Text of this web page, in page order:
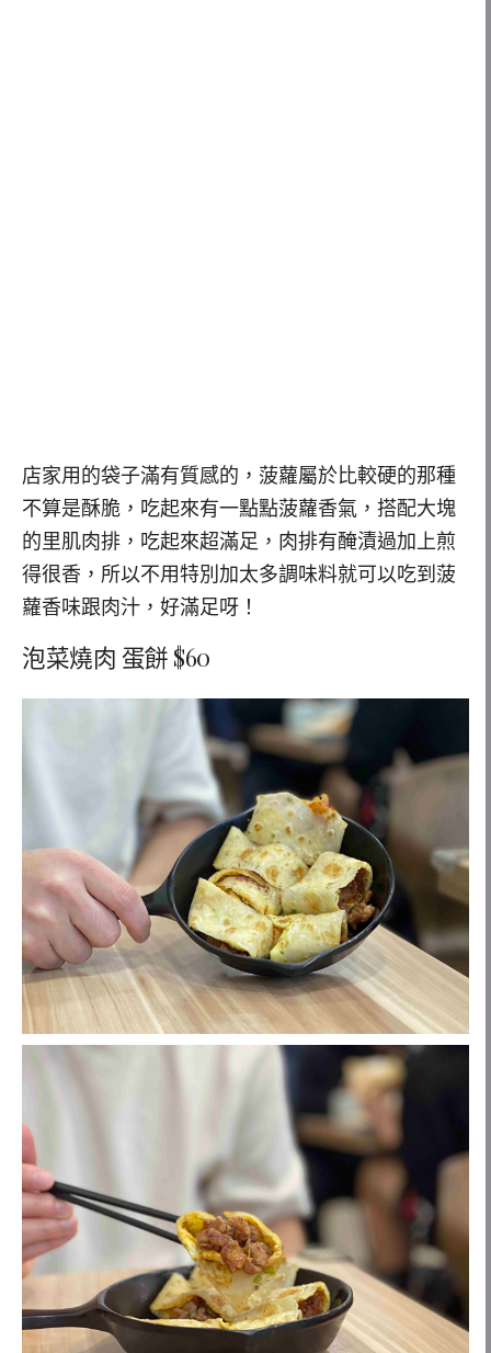
店家用的袋子滿有質感的，菠蘿屬於比較硬的那種
不算是酥脆，吃起來有一點點菠蘿香氣，搭配大塊
的里肌肉排，吃起來超滿足，肉排有醃漬過加上煎
得很香，所以不用特別加太多調味料就可以吃到菠
蘿香味跟肉汁，好滿足呀！
泡菜燒肉 蛋餅 $60